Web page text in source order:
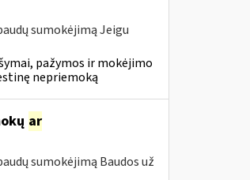
sumokėjimą Jeigu
pažymos ir mokėjimo
nepriemoką
ar
sumokėjimą Baudos už